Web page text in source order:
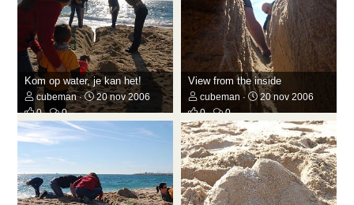
Kom op water, je kan het!
cubeman
20 nov 2006
0
0
View from the inside
cubeman
20 nov 2006
0
0